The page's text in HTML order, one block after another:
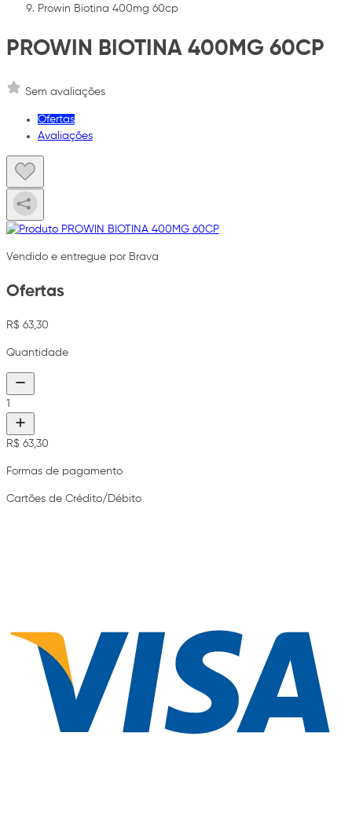
Prowin Biotina 400mg 60cp
PROWIN BIOTINA 400MG 60CP
Sem avaliações
Ofertas
Avaliações
Vendido e entregue por Brava
Ofertas
R$ 63,30
Quantidade
1
R$ 63,30
Formas de pagamento
Cartões de Crédito/Débito